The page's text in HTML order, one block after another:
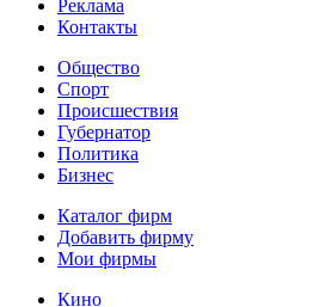
Реклама
Контакты
Общество
Спорт
Происшествия
Губернатор
Политика
Бизнес
Каталог фирм
Добавить фирму
Мои фирмы
Кино